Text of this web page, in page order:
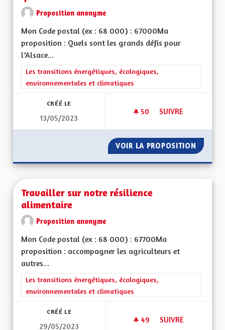
Proposition anonyme
Mon Code postal (ex : 68 000) : 67000Ma
proposition : Quels sont les grands défis pour
l’Alsace...
Filtrer les résultats de la catégorie : Les transitions
Les transitions énergétiques, écologiques,
environnementales et climatiques
CRÉÉ LE
13/05/2023
50 50 ABONNÉS
SUIVRE
VOIR LA PROPOSITION UN
Travailler sur notre résilience
alimentaire
Proposition anonyme
Mon Code postal (ex : 68 000) : 67700Ma
proposition : accompagner les agriculteurs et
autres...
Filtrer les résultats de la catégorie : Les transitions
Les transitions énergétiques, écologiques,
environnementales et climatiques
CRÉÉ LE
29/05/2023
49 49 ABONNÉS
SUIVRE